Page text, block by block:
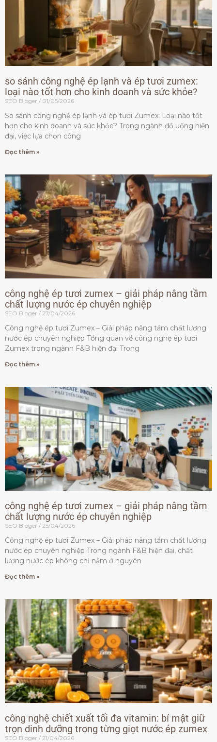
so sánh công nghệ ép lạnh và ép tươi zumex:
loại nào tốt hơn cho kinh doanh và sức khỏe?
SEO Bloger 01/05/2026
So sánh công nghệ ép lạnh và ép tươi Zumex: Loại nào tốt
hơn cho kinh doanh và sức khỏe? Trong ngành đồ uống hiện
đại, việc lựa chọn công
Đọc thêm »
công nghệ ép tươi zumex – giải pháp nâng tầm
chất lượng nước ép chuyên nghiệp
SEO Bloger 27/04/2026
Công nghệ ép tươi Zumex – Giải pháp nâng tầm chất lượng
nước ép chuyên nghiệp Tổng quan về công nghệ ép tươi
Zumex trong ngành F&B hiện đại Trong
Đọc thêm »
công nghệ ép tươi zumex – giải pháp nâng tầm
chất lượng nước ép chuyên nghiệp
SEO Bloger 25/04/2026
Công nghệ ép tươi Zumex – Giải pháp nâng tầm chất lượng
nước ép chuyên nghiệp Trong ngành F&B hiện đại, chất
lượng nước ép không chỉ nằm ở nguyên
Đọc thêm »
công nghệ chiết xuất tối đa vitamin: bí mật giữ
trọn dinh dưỡng trong từng giọt nước ép zumex
SEO Bloger 21/04/2026